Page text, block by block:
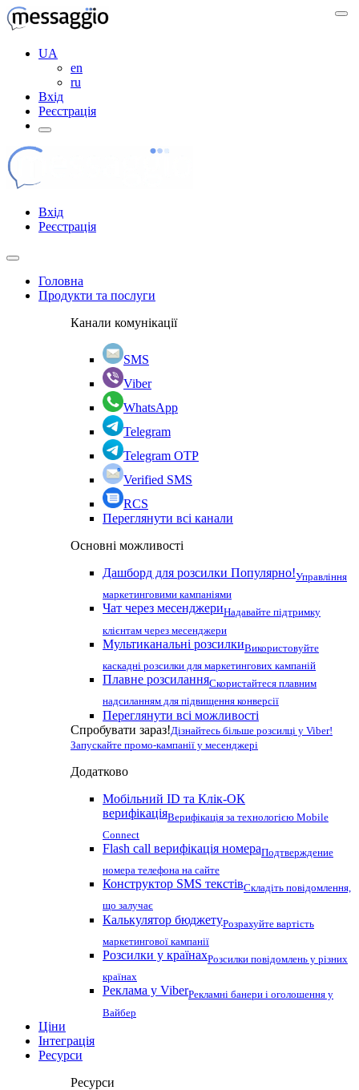
UA
en
ru
Вхід
Реєстрація
Вхід
Реєстрація
Головна
Продукти та послуги
Канали комунікації
SMS
Viber
WhatsApp
Telegram
Telegram OTP
Verified SMS
RCS
Переглянути всі канали
Основні можливості
Дашборд для розсилки Популярно!Управління
маркетинговими кампаніями
Чат через месенджериНадавайте підтримку
клієнтам через месенджери
Мультиканальні розсилкиВикористовуйте
каскадні розсилки для маркетингових кампаній
Плавне розсиланняСкористайтеся плавним
надсиланням для підвищення конверсії
Переглянути всі можливості
Спробувати зараз!Дізнайтесь більше розсилці у Viber!
Запускайте промо-кампанії у месенджері
Додатково
Мобільний ID та Клік-ОК
верифікаціяВерифікація за технологією Mobile
Connect
Flash call верифікація номераПодтверждение
номера телефона на сайте
Конструктор SMS текстівСкладіть повідомлення,
що залучає
Калькулятор бюджетуРозрахуйте вартість
маркетингової кампанії
Розсилки у країнахРозсилки повідомлень у різних
країнах
Реклама у ViberРекламні банери і оголошення у
Вайбер
Ціни
Інтеграція
Ресурси
Ресурси